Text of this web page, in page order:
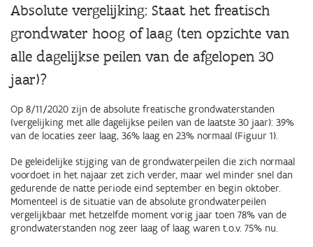
Absolute vergelijking: Staat het freatisch
grondwater hoog of laag (ten opzichte van
alle dagelijkse peilen van de afgelopen 30
jaar)?
Op 8/11/2020 zijn de absolute freatische grondwaterstanden
(vergelijking met alle dagelijkse peilen van de laatste 30 jaar): 39%
van de locaties zeer laag, 36% laag en 23% normaal (Figuur 1).
De geleidelijke stijging van de grondwaterpeilen die zich normaal
voordoet in het najaar zet zich verder, maar wel minder snel dan
gedurende de natte periode eind september en begin oktober.
Momenteel is de situatie van de absolute grondwaterpeilen
vergelijkbaar met hetzelfde moment vorig jaar toen 78% van de
grondwaterstanden nog zeer laag of laag waren t.o.v. 75% nu.